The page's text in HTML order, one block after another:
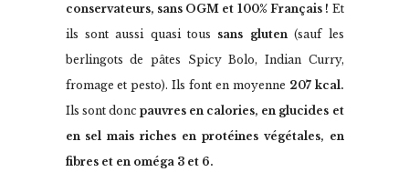
conservateurs, sans OGM et 100% Français ! Et
ils sont aussi quasi tous sans gluten (sauf les
berlingots de pâtes Spicy Bolo, Indian Curry,
fromage et pesto). Ils font en moyenne 207 kcal.
Ils sont donc pauvres en calories, en glucides et
en sel mais riches en protéines végétales, en
fibres et en oméga 3 et 6.